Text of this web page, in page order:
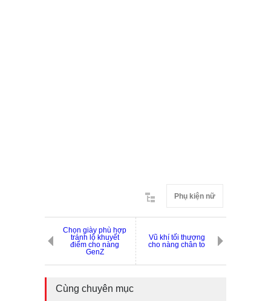
Phụ kiện nữ
Chọn giày phù hợp
tránh lộ khuyết
điểm cho nàng
GenZ
Vũ khí tối thượng
cho nàng chân to
Cùng chuyên mục